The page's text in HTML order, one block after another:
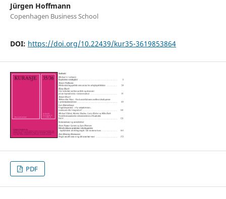
Jürgen Hoffmann
Copenhagen Business School
DOI: https://doi.org/10.22439/kur35-3619853864
PDF